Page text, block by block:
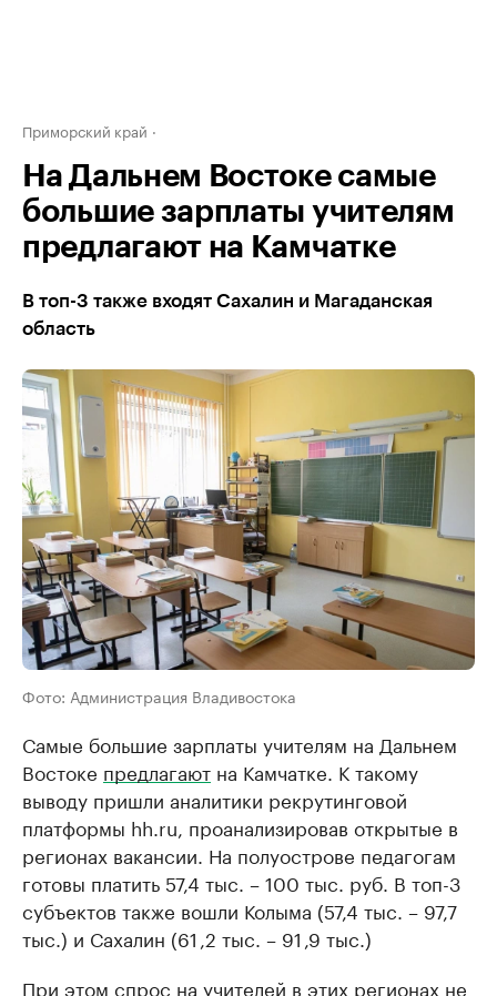
Приморский край
На Дальнем Востоке самые
большие зарплаты учителям
предлагают на Камчатке
В топ-3 также входят Сахалин и Магаданская
область
Фото: Администрация Владивостока
Самые большие зарплаты учителям на Дальнем
Востоке предлагают на Камчатке. К такому
выводу пришли аналитики рекрутинговой
платформы hh.ru, проанализировав открытые в
регионах вакансии. На полуострове педагогам
готовы платить 57,4 тыс. – 100 тыс. руб. В топ-3
субъектов также вошли Колыма (57,4 тыс. – 97,7
тыс.) и Сахалин (61 ,2 тыс. – 91 ,9 тыс.)
При этом спрос на учителей в этих регионах не